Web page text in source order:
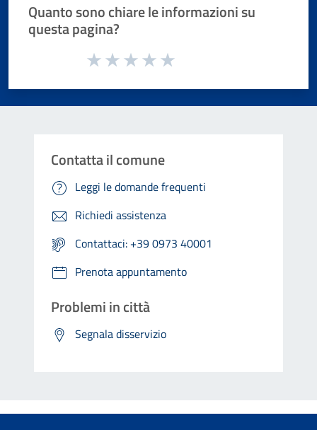
Quanto sono chiare le informazioni su
questa pagina?
Valuta da 1 a 5 stelle la pagina
Contatta il comune
Leggi le domande frequenti
Richiedi assistenza
Contattaci: +39 0973 40001
Prenota appuntamento
Problemi in città
Segnala disservizio